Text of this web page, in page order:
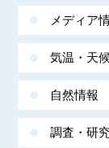
メディア
気温・天
自然情報
調査・研